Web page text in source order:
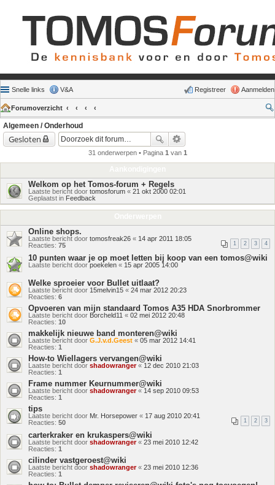
Snelle links V&A Aanmelden
Registreer
Forumoverzicht
Algemeen / Onderhoud
Gesloten
31 onderwerpen • Pagina 1 van 1
Welkom op het Tomos-forum + Regels
Laatste bericht door tomosforum « 21 okt 2000 02:01
Geplaatst in Feedback
Online shops.
Laatste bericht door tomosfreak26 « 14 apr 2011 18:05
Reacties: 75 1 2 3 4
10 punten waar je op moet letten bij koop van een tomos@wiki
Laatste bericht doorpoekelen « 15 apr 2005 14:00
Welke sproeier voor Bullet uitlaat?
Laatste bericht door 15melvin15 « 24 mar 2012 20:23
Reacties: 6
Opvoeren van mijn standaard Tomos A35 HDA Snorbrommer
Laatste bericht door Borcheld11 « 02 mei 2012 20:48
Reacties: 10
makkelijk nieuwe band monteren@wiki
Laatste bericht door G.J.v.d.Geest « 05 mar 2012 14:41
Reacties: 1
How-to Wiellagers vervangen@wiki
Laatste bericht door shadowranger« 12 dec 2010 21:03
Reacties: 1
Frame nummer Keurnummer@wiki
Laatste bericht door shadowranger« 14 sep 2010 09:53
Reacties: 1
tips
Laatste bericht door Mr. Horsepower « 17 aug 2010 20:41
Reacties: 50 1 2 3
carterkraker en krukaspers@wiki
Laatste bericht door shadowranger« 23 mei 2010 12:42
Reacties: 1
cilinder vastgeroest@wiki
Laatste bericht door shadowranger« 23 mei 2010 12:36
Reacties: 1